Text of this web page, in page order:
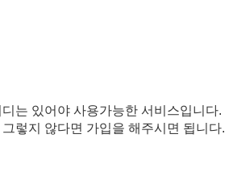
는 있어야 사용가능한 서비스입니다.
렇지 않다면 가입을 해주시면 됩니다.